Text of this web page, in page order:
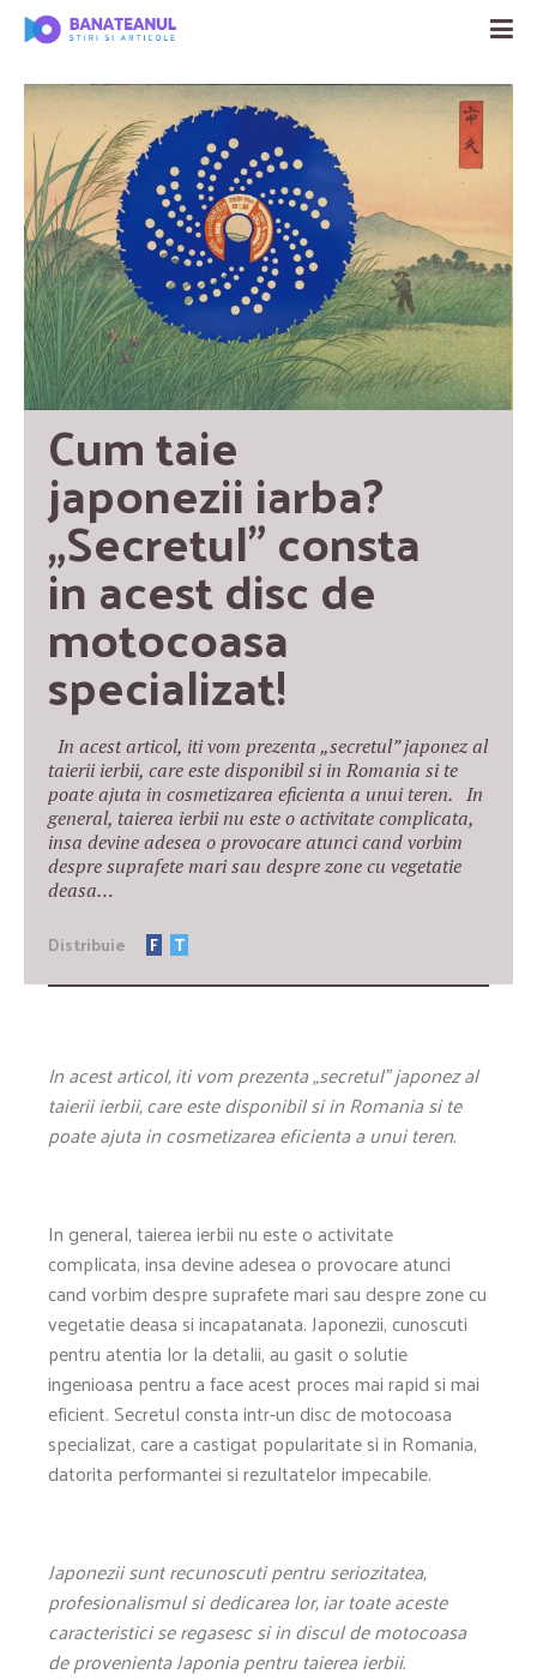
Cum taie
japonezii iarba?
„Secretul” consta
in acest disc de
motocoasa
specializat!
In acest articol, iti vom prezenta „secretul” japonez al
taierii ierbii, care este disponibil si in Romania si te
poate ajuta in cosmetizarea eficienta a unui teren. In
general, taierea ierbii nu este o activitate complicata,
insa devine adesea o provocare atunci cand vorbim
despre suprafete mari sau despre zone cu vegetatie
deasa…
Distribuie F T
In acest articol, iti vom prezenta „secretul” japonez al
taierii ierbii, care este disponibil si in Romania si te
poate ajuta in cosmetizarea eficienta a unui teren.
In general, taierea ierbii nu este o activitate
complicata, insa devine adesea o provocare atunci
cand vorbim despre suprafete mari sau despre zone cu
vegetatie deasa si incapatanata. Japonezii, cunoscuti
pentru atentia lor la detalii, au gasit o solutie
ingenioasa pentru a face acest proces mai rapid si mai
eficient. Secretul consta intr-un disc de motocoasa
specializat, care a castigat popularitate si in Romania,
datorita performantei si rezultatelor impecabile.
Japonezii sunt recunoscuti pentru seriozitatea,
profesionalismul si dedicarea lor, iar toate aceste
caracteristici se regasesc si in discul de motocoasa
de provenienta Japonia pentru taierea ierbii.